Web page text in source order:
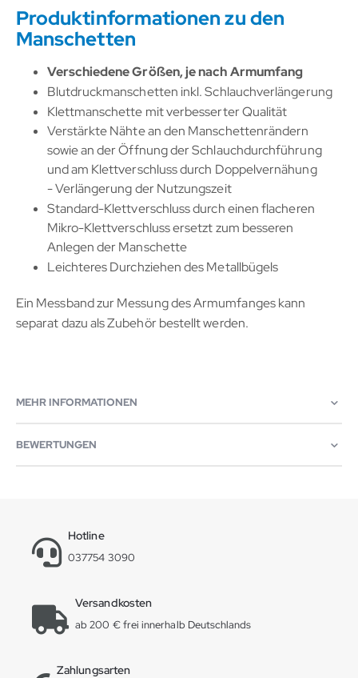
Produktinformationen zu den
Manschetten
Verschiedene Größen, je nach Armumfang
Blutdruckmanschetten inkl. Schlauchverlängerung
Klettmanschette mit verbesserter Qualität
Verstärkte Nähte an den Manschettenrändern
sowie an der Öffnung der Schlauchdurchführung
und am Klettverschluss durch Doppelvernähung
- Verlängerung der Nutzungszeit
Standard-Klettverschluss durch einen flacheren
Mikro-Klettverschluss ersetzt zum besseren
Anlegen der Manschette
Leichteres Durchziehen des Metallbügels
Ein Messband zur Messung des Armumfanges kann
separat dazu als Zubehör bestellt werden.
MEHR INFORMATIONEN
BEWERTUNGEN
Hotline
037754 3090
Versandkosten
ab 200 € frei innerhalb Deutschlands
Zahlungsarten